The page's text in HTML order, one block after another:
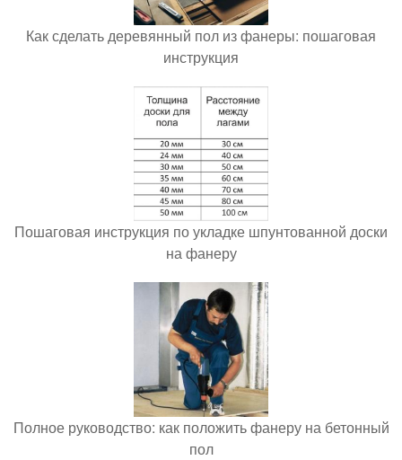
Как сделать деревянный пол из фанеры: пошаговая
инструкция
Пошаговая инструкция по укладке шпунтованной доски
на фанеру
Полное руководство: как положить фанеру на бетонный
пол